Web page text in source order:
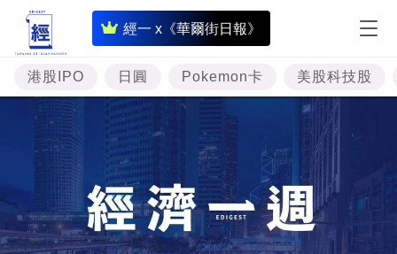
經一 x《華爾街日報》
即
時
財
經
專
題
投
資
樓
港股IPO 日圓 Pokemon卡 美股科技股